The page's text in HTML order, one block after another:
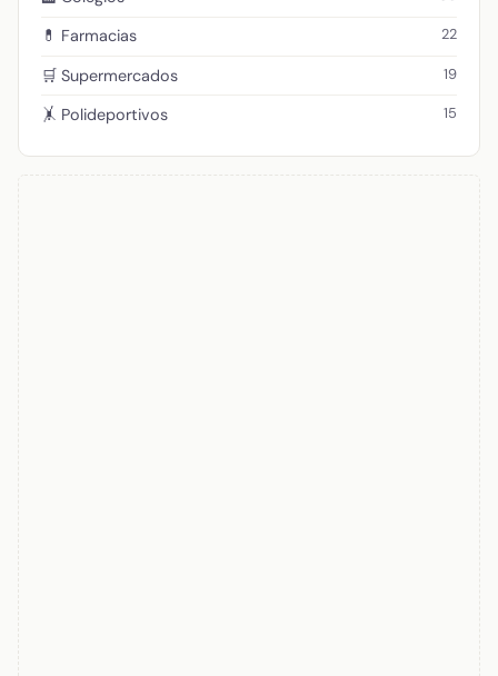
💊 Farmacias 22
🛒 Supermercados 19
🤸 Polideportivos 15